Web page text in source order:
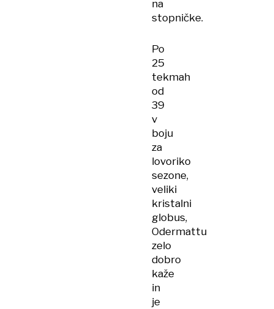
na
stopničke.
Po
25
tekmah
od
39
v
boju
za
lovoriko
sezone,
veliki
kristalni
globus,
Odermattu
zelo
dobro
kaže
in
je